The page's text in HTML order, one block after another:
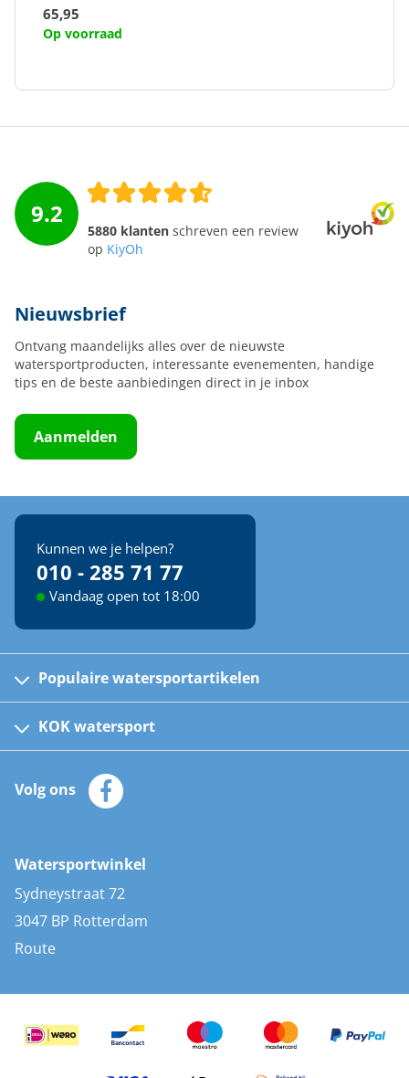
65,95
Op voorraad
9.2
5880 klanten schreven een review
op KiyOh
Nieuwsbrief
Ontvang maandelijks alles over de nieuwste
watersportproducten, interessante evenementen, handige
tips en de beste aanbiedingen direct in je inbox
Aanmelden
Kunnen we je helpen?
010 - 285 71 77
Vandaag open tot 18:00
Populaire watersportartikelen
Kinder reddingsvesten
Automatische reddingsvesten
Zeilkleding
Zonnepanelen
AIS transponders
Stootwillen en fenders
Bootkussens
Zwemtrappen
KOK watersport
Klantenservice
Merken
Volg ons
Watersportwinkel
Sydneystraat 72
3047 BP Rotterdam
Route